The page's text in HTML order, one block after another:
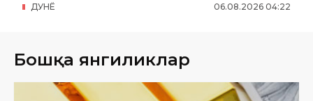
06.08.2026 04:22
ДУНË
Бошқа янгиликлар